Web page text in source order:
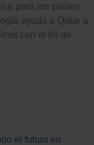
para los países
ayuda a Qatar a
con el fin de
el futuro en